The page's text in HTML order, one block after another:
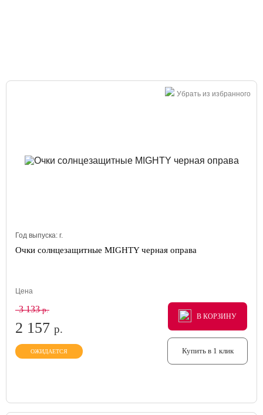
Убрать из избранного
Год выпуска: г.
Очки солнцезащитные MIGHTY черная оправа
Цена
3 133р.
2 157 р.
ОЖИДАЕТСЯ
В КОРЗИНУ
В КОРЗИНУ
В КОРЗИНУ
Купить в 1 клик